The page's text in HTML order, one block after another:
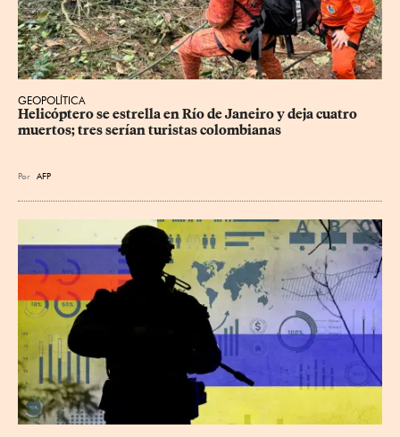
GEOPOLÍTICA
Helicóptero se estrella en Río de Janeiro y deja cuatro
muertos; tres serían turistas colombianas
Por AFP